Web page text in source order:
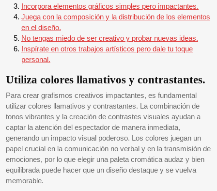
Incorpora elementos gráficos simples pero impactantes.
Juega con la composición y la distribución de los elementos
en el diseño.
No tengas miedo de ser creativo y probar nuevas ideas.
Inspírate en otros trabajos artísticos pero dale tu toque
personal.
Utiliza colores llamativos y contrastantes.
Para crear grafismos creativos impactantes, es fundamental
utilizar colores llamativos y contrastantes. La combinación de
tonos vibrantes y la creación de contrastes visuales ayudan a
captar la atención del espectador de manera inmediata,
generando un impacto visual poderoso. Los colores juegan un
papel crucial en la comunicación no verbal y en la transmisión de
emociones, por lo que elegir una paleta cromática audaz y bien
equilibrada puede hacer que un diseño destaque y se vuelva
memorable.